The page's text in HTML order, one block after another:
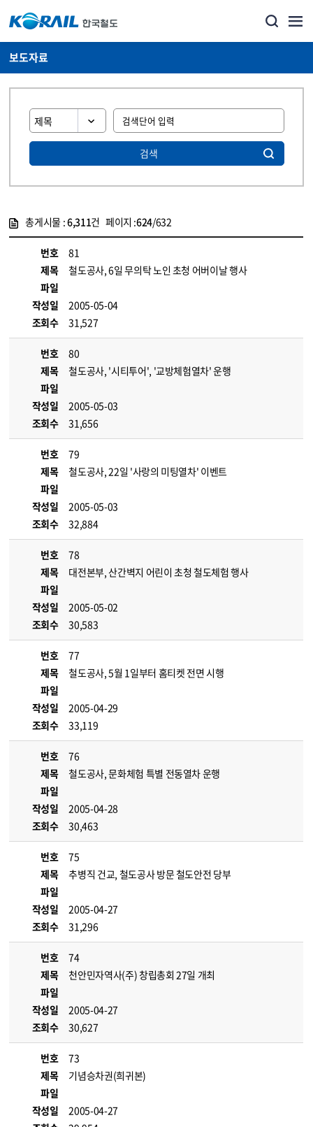
보도자료
검색
총게시물 :6,311건 페이지 :624/632
번호
81
제목
철도공사, 6일 무의탁 노인 초청 어버이날 행사
파일
작성일
2005-05-04
조회수
31,527
번호
80
제목
철도공사, '시티투어', '교방체험열차' 운행
파일
작성일
2005-05-03
조회수
31,656
번호
79
제목
철도공사, 22일 '사랑의 미팅열차' 이벤트
파일
작성일
2005-05-03
조회수
32,884
번호
78
제목
대전본부, 산간벽지 어린이 초청 철도체험 행사
파일
작성일
2005-05-02
조회수
30,583
번호
77
제목
철도공사, 5월 1일부터 홈티켓 전면 시행
파일
작성일
2005-04-29
조회수
33,119
번호
76
제목
철도공사, 문화체험 특별 전동열차 운행
파일
작성일
2005-04-28
조회수
30,463
번호
75
제목
추병직 건교, 철도공사 방문 철도안전 당부
파일
작성일
2005-04-27
조회수
31,296
번호
74
제목
천안민자역사(주) 창립총회 27일 개최
파일
작성일
2005-04-27
조회수
30,627
번호
73
제목
기념승차권(희귀본)
파일
작성일
2005-04-27